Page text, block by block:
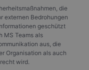
die
externen Bedrohungen
geschützt
MS Teams als
aus, die
Organisation als auch
wird.